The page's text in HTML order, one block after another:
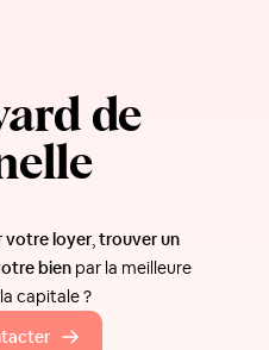
de
votre loyer,trouver un
bien par la meilleure
capitale ?